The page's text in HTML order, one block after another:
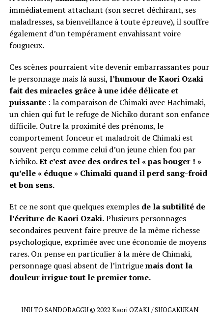
immédiatement attachant (son secret déchirant, ses
maladresses, sa bienveillance à toute épreuve), il souffre
également d’un tempérament envahissant voire
fougueux.
Ces scènes pourraient vite devenir embarrassantes pour
le personnage mais là aussi, l’humour de Kaori Ozaki
fait des miracles grâce à une idée délicate et
puissante: la comparaison de Chimaki avec Hachimaki,
un chien qui fut le refuge de Nichiko durant son enfance
difficile. Outre la proximité des prénoms, le
comportement fonceur et maladroit de Chimaki est
souvent perçu comme celui d’un jeune chien fou par
Nichiko.Et c’est avec des ordres tel « pas bouger ! »
qu’elle « éduque » Chimaki quand il perd sang-froid
et bon sens.
Et ce ne sont que quelques exemples de la subtilité de
l’écriture de Kaori Ozaki.Plusieurs personnages
secondaires peuvent faire preuve de la même richesse
psychologique, exprimée avec une économie de moyens
rares. On pense en particulier à la mère de Chimaki,
personnage quasi absent de l’intriguemais dont la
douleur irrigue tout le premier tome.
INU TO SANDOBAGGU © 2022 Kaori OZAKI / SHOGAKUKAN